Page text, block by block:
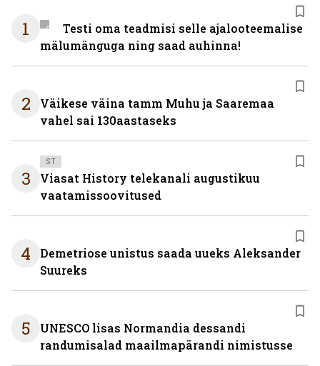
1
Testi oma teadmisi selle ajalooteemalise
mälumänguga ning saad auhinna!
2
Väikese väina tamm Muhu ja Saaremaa
vahel sai 130aastaseks
3
ST
Viasat History telekanali augustikuu
vaatamissoovitused
4
Demetriose unistus saada uueks Aleksander
Suureks
5
UNESCO lisas Normandia dessandi
randumisalad maailmapärandi nimistusse